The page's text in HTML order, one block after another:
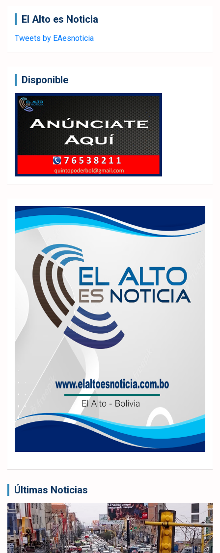
El Alto es Noticia
Tweets by EAesnoticia
Disponible
Últimas Noticias